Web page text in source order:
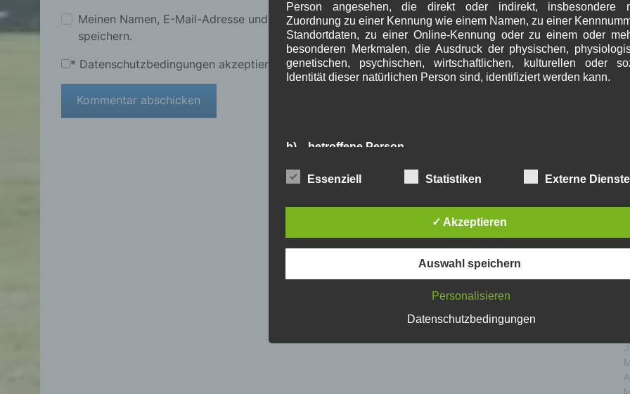
Meinen Namen, E-Mail-Adresse und Website in diesem Browser für meinen nächsten Kommentar
speichern.
* Datenschutzbedingungen akzeptieren
Person angesehen, die direkt oder indirekt, insbesondere
Zuordnung zu einer Kennung wie einem Namen, zu einer
Standortdaten, zu einer Online-Kennung oder zu einem oder
besonderen Merkmalen, die Ausdruck der physischen,
genetischen, psychischen, wirtschaftlichen, kulturellen oder
Identität dieser natürlichen Person sind, identifiziert werden kann.
b) betroffene Person
Betroffene Person ist jede identifizierte oder identifizierbare natürliche
Verantwortlichen verarbeitet werden.
c) Verarbeitung
Verarbeitung ist jeder mit oder ohne Hilfe automatisierter
ausgeführte Vorgang oder jede solche Vorgangsreihe im
Organisation, das Ordnen, die Speicherung, die Anpassung
Offenlegung durch Übermittlung, Verbreitung oder eine andere
Bereitstellung, den Abgleich oder die Verknüpfung, die
Essenziell Statistiken Externe Dienste
✓ Akzeptieren
Auswahl speichern
Personalisieren
Datenschutzbedingungen